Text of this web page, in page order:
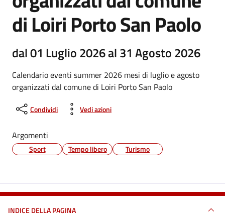
di Loiri Porto San Paolo
dal 01 Luglio 2026 al 31 Agosto 2026
Calendario eventi summer 2026 mesi di luglio e agosto
organizzati dal comune di Loiri Porto San Paolo
Condividi Vedi azioni
Argomenti
Sport Tempo libero Turismo
INDICE DELLA PAGINA